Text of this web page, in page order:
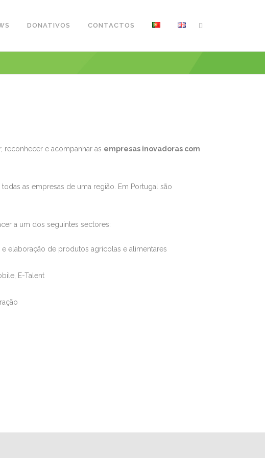
DONATIVOS CONTACTOS
reconhecer e acompanhar as empresas inovadoras com
as empresas de uma região. Em Portugal são
a um dos seguintes sectores:
elaboração de produtos agrícolas e alimentares
E-Talent